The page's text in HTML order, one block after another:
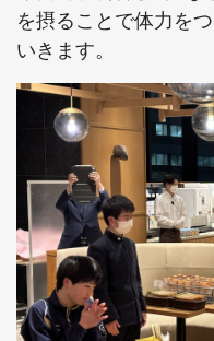
を摂ることで体力を
いきます。